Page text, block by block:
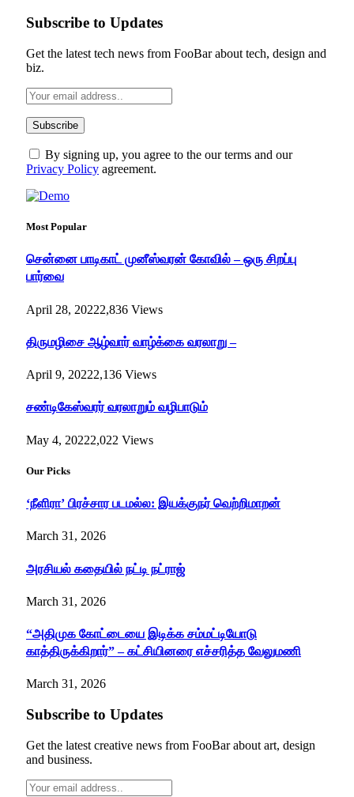
Subscribe to Updates
Get the latest tech news from FooBar about tech, design and
biz.
By signing up, you agree to the our terms and our
Privacy Policy agreement.
Most Popular
சென்னை பாடிகாட் முனீஸ்வரன் கோவில் – ஒரு சிறப்பு
பார்வை
April 28, 20222,836 Views
திருமழிசை ஆழ்வார் வாழ்க்கை வரலாறு –
April 9, 20222,136 Views
சண்டிகேஸ்வரர் வரலாறும் வழிபாடும்
May 4, 20222,022 Views
Our Picks
‘நீளிரா’ பிரச்சார படமல்ல: இயக்குநர் வெற்றிமாறன்
March 31, 2026
அரசியல் கதையில் நட்டி நட்ராஜ்
March 31, 2026
“அதிமுக கோட்டையை இடிக்க சம்மட்டியோடு
காத்திருக்கிறார்” – கட்சியினரை எச்சரித்த வேலுமணி
March 31, 2026
Subscribe to Updates
Get the latest creative news from FooBar about art, design
and business.